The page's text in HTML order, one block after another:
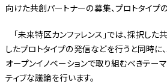
向けた共創パートナーの募集、プロトタイプ
「未来特区カンファレンス」では、採択し
したプロトタイプの発信などを行うと同時に
オープンイノベーションで取り組むべきテー
ティブな議論を行います。